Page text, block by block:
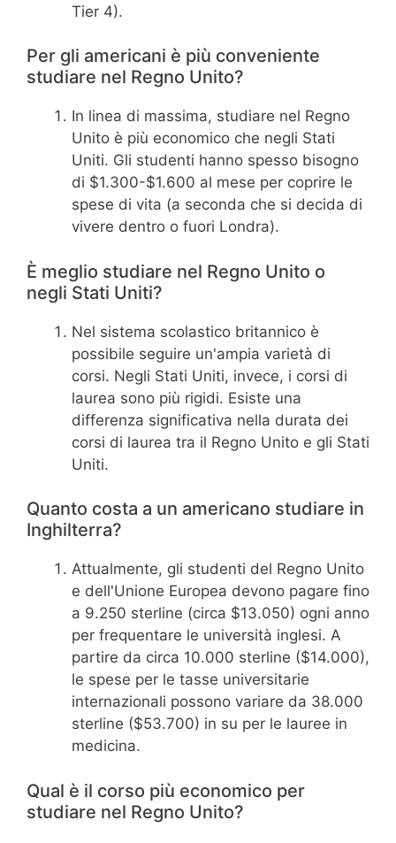
Tier 4).
Per gli americani è più conveniente
studiare nel Regno Unito?
In linea di massima, studiare nel Regno
Unito è più economico che negli Stati
Uniti. Gli studenti hanno spesso bisogno
di $1.300-$1.600 al mese per coprire le
spese di vita (a seconda che si decida di
vivere dentro o fuori Londra).
È meglio studiare nel Regno Unito o
negli Stati Uniti?
Nel sistema scolastico britannico è
possibile seguire un'ampia varietà di
corsi. Negli Stati Uniti, invece, i corsi di
laurea sono più rigidi. Esiste una
differenza significativa nella durata dei
corsi di laurea tra il Regno Unito e gli Stati
Uniti.
Quanto costa a un americano studiare in
Inghilterra?
Attualmente, gli studenti del Regno Unito
e dell'Unione Europea devono pagare fino
a 9.250 sterline (circa $13.050) ogni anno
per frequentare le università inglesi. A
partire da circa 10.000 sterline ($14.000),
le spese per le tasse universitarie
internazionali possono variare da 38.000
sterline ($53.700) in su per le lauree in
medicina.
Qual è il corso più economico per
studiare nel Regno Unito?